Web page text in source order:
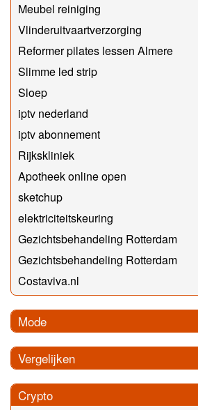
Meubel reiniging
Vlinderuitvaartverzorging
Reformer pilates lessen Almere
Slimme led strip
Sloep
iptv nederland
iptv abonnement
Rijkskliniek
Apotheek online open
sketchup
elektriciteitskeuring
Gezichtsbehandeling Rotterdam
Gezichtsbehandeling Rotterdam
Costaviva.nl
Mode
Vergelijken
Crypto